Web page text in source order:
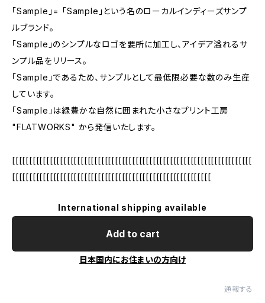
「Sample」= 「Sample」という名のローカルインディーズサンプ
ルブランド。
「Sample」のシンプルなロゴを要所に加工し、アイデア溢れるサ
ンプル品をリリース。
「Sample」であるため、サンプルとして最低限必要な数のみ生産
しています。
「Sample」は緑豊かな自然に囲まれた小さなプリント工房
"FLATWORKS" から発信いたします。
[[[[[[[[[[[[[[[[[[[[[[[[[[[[[[[[[[[[[[[[[[[[[[[[[[[[[[[[[[[[[[[[[[[[[[
[[[[[[[[[[[[[[[[[[[[[[[[[[[[[[[[[[[[[[[[[[[[[[[[[[[[[[[[[[
International shipping available
Add to cart
日本国内にお住まいの方向け
通報する